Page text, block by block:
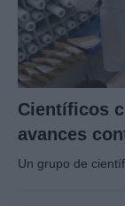
Científicos
avances
Un grupo de